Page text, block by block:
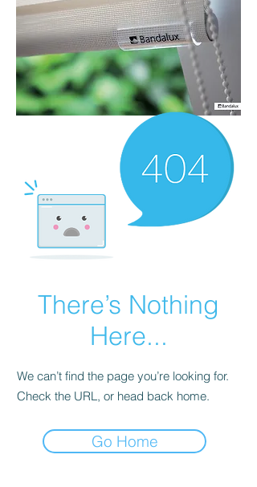
There’s Nothing
Here...
We can’t find the page you’re looking for.
Check the URL, or head back home.
Go Home